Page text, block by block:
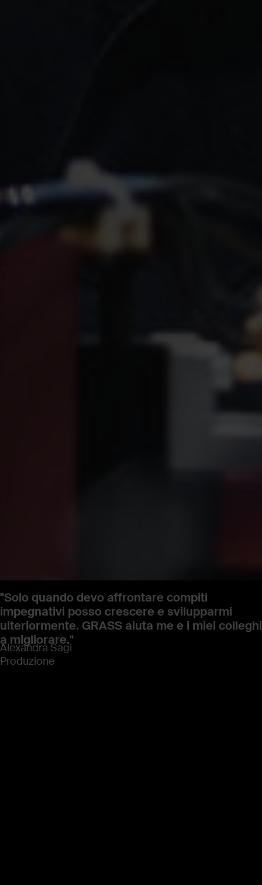
"Solo quando devo affrontare compiti
impegnativi posso crescere e svilupparmi
ulteriormente. GRASS aiuta me e i miei colleghi
a migliorare."
Alexandra Sagi
Produzione